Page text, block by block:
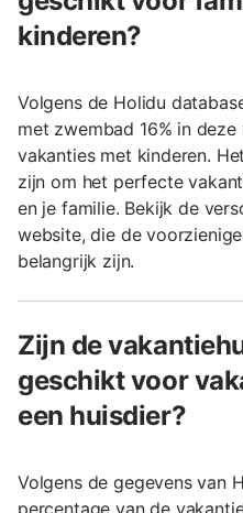
kinderen?
Volgens de Holidu
met zwembad 16% in
vakanties met kinderen.
zijn om het perfecte
en je familie. Bekijk de
website, die de
belangrijk zijn.
Zijn de
geschikt voor
een huisdier?
Volgens de gegevens van